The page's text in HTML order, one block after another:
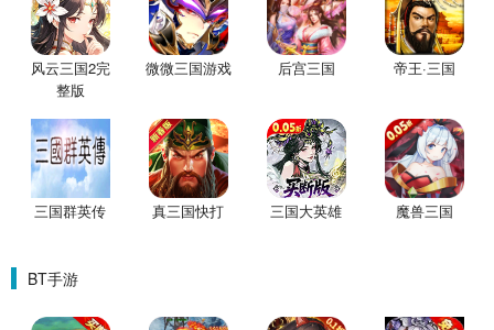
风云三国2完
整版
微微三国游戏 后宫三国 帝王·三国
三国群英传 真三国快打 三国大英雄 魔兽三国
BT手游